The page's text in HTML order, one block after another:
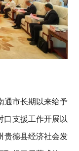
通市长期以来给予
口支援工作开展以
贵德县经济社会发